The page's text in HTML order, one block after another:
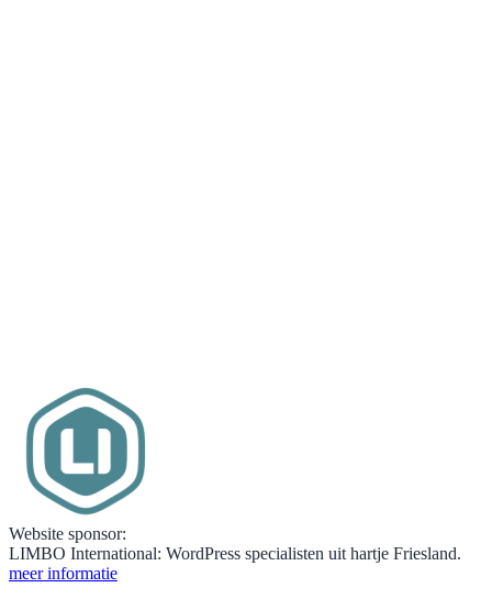
Website sponsor:
LIMBO International: WordPress specialisten uit hartje Friesland.
meer informatie